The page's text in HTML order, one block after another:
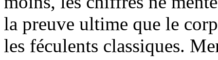
la preuve ultime que le
les féculents classiques.